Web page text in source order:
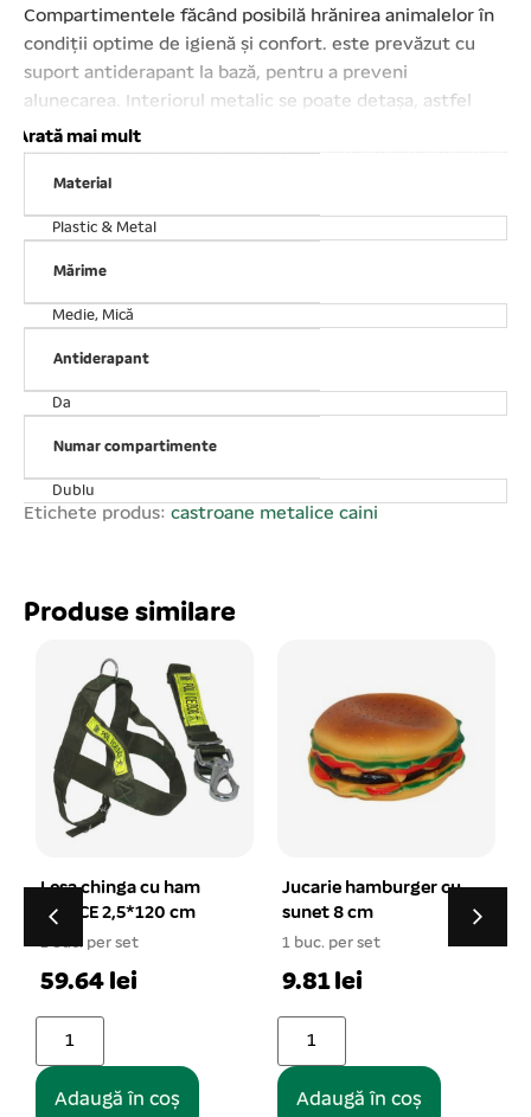
Compartimentele făcând posibilă hrănirea animalelor în
condiții optime de igienă și confort. este prevăzut cu
suport antiderapant la bază, pentru a preveni
alunecarea. Interiorul metalic se poate detașa, astfel
obținem patru castroane distincte pentru mai multe
hrane diferite. Volumul de hrană este de 2×0.2 ori 4×0.2
litri . IMPORTANT: Acest produs este disponibil în diverse
culori, așadar nu putem garanta livrarea unei anumite
culori.
Arată mai mult
Material
Plastic & Metal
Mărime
Medie, Mică
Antiderapant
Da
Numar compartimente
Dublu
Etichete produs: castroane metalice caini
Produse similare
Jucarie hamburger cu
sunet 8 cm
1 buc. per set
9.81 lei
Adaugă în coș
Jucarie funie impletita
bumbac 5×20 cm
1 buc. per set
12.25 lei
Adaugă în coș